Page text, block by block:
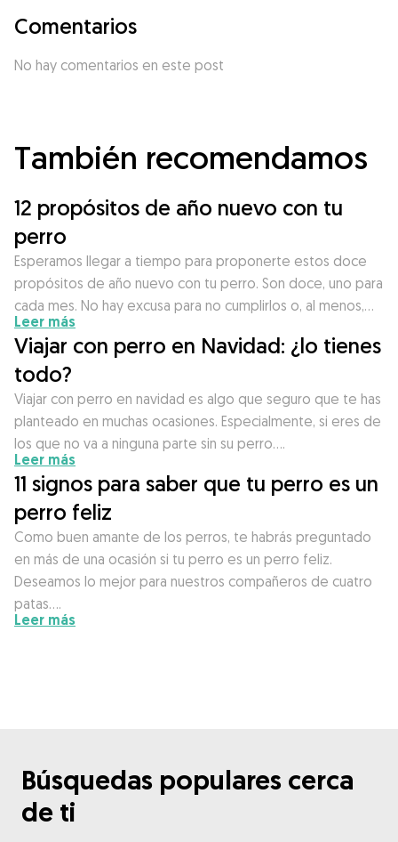
Comentarios
No hay comentarios en este post
También recomendamos
12 propósitos de año nuevo con tu
perro
Esperamos llegar a tiempo para proponerte estos doce
propósitos de año nuevo con tu perro. Son doce, uno para
cada mes. No hay excusa para no cumplirlos o, al menos,…
Leer más
Viajar con perro en Navidad: ¿lo tienes
todo?
Viajar con perro en navidad es algo que seguro que te has
planteado en muchas ocasiones. Especialmente, si eres de
los que no va a ninguna parte sin su perro….
Leer más
11 signos para saber que tu perro es un
perro feliz
Como buen amante de los perros, te habrás preguntado
en más de una ocasión si tu perro es un perro feliz.
Deseamos lo mejor para nuestros compañeros de cuatro
patas….
Leer más
Búsquedas populares cerca
de ti